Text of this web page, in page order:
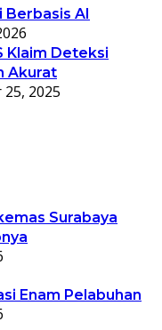
Berbasis AI
Klaim Deteksi
Akurat
2025
Surabaya
Enam Pelabuhan